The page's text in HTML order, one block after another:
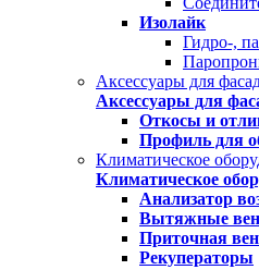
Изолайк
Гидро-,
Аксессуары для
Аксессуары для
Откосы и
Профиль для
Климатическое
Климатическое
Анализатор
Вытяжные
Приточная
Рекуператоры